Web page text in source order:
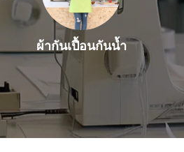
ผ้ากันเปื้อนกันน้ำ